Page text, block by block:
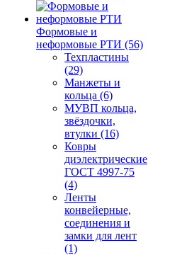
Формовые и
неформовые РТИ (56)
Техпластины
(29)
Манжеты и
кольца (6)
МУВП кольца,
звёздочки,
втулки (16)
Ковры
диэлектрические
ГОСТ 4997-75
(4)
Ленты
конвейерные,
соединения и
замки для лент
(1)